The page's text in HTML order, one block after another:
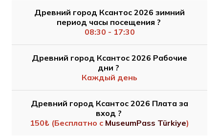
Древний город Ксантос 2026 зимний
период часы посещения ?
08:30 - 17:30
Древний город Ксантос 2026 Рабочие
дни ?
Каждый день
Древний город Ксантос 2026 Плата за
вход ?
150₺ (Бесплатно с MuseumPass Türkiye)